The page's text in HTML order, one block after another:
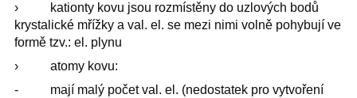
› kationty kovu jsou rozmístěny do uzlových bodů
krystalické mřížky a val. el. se mezi nimi volně pohybují ve
formě tzv.: el. plynu
› atomy kovu:
- mají malý počet val. el. (nedostatek pro vytvoření